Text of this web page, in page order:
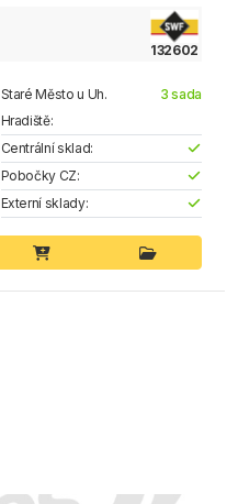
132602
Staré Město u Uh.
Hradiště:
3 sada
Centrální sklad:
Pobočky CZ:
Externí sklady: